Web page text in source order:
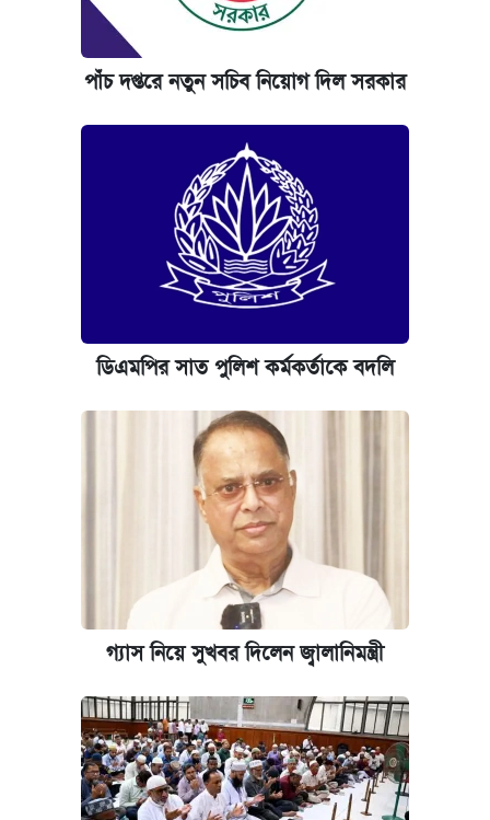
পাঁচ দপ্তরে নতুন সচিব নিয়োগ দিল সরকার
ডিএমপির সাত পুলিশ কর্মকর্তাকে বদলি
গ্যাস নিয়ে সুখবর দিলেন জ্বালানিমন্ত্রী